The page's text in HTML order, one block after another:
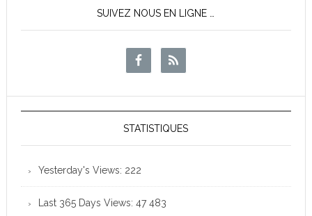
SUIVEZ NOUS EN LIGNE …
STATISTIQUES
Yesterday's Views: 222
Last 365 Days Views: 47 483